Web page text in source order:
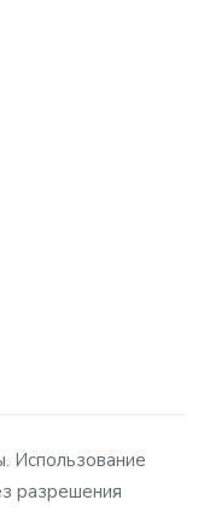
Использование
разрешения